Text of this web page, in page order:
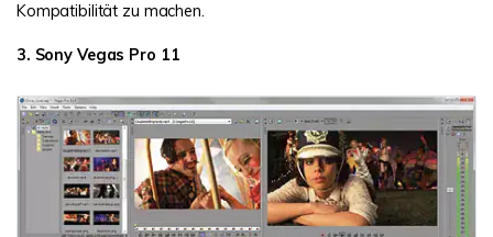
Kompatibilität zu machen.
3. Sony Vegas Pro 11